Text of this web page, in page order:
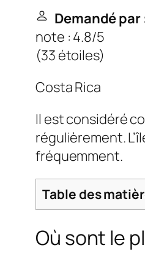
Demandé
note : 4.8/5
(33 étoiles)
Costa Rica
Il est considéré
régulièrement.
fréquemment.
Table des
Où sont le